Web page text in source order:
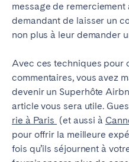
message de
demandant de laisser un
non plus à leur demander
Avec ces techniques pour
commentaires, vous avez
devenir un Superhôte
article vous sera utile.
rie à Paris (et aussi à
pour offrir la meilleure
fois qu’ils séjournent à